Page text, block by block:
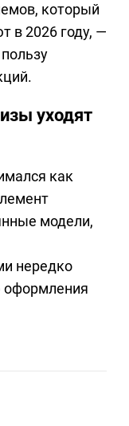
который
в 2026 году, —
уходят
как
модели,
нередко
оформления